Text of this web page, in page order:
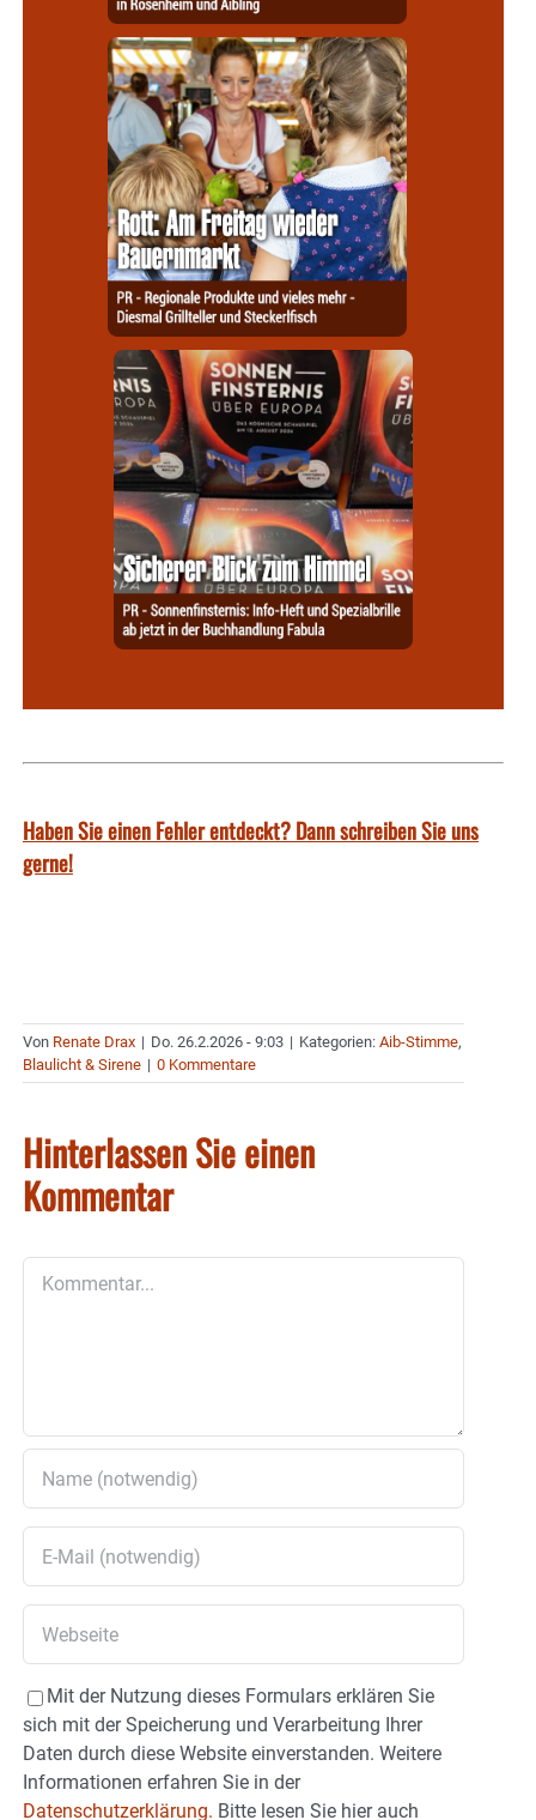
Haben Sie einen Fehler entdeckt? Dann schreiben Sie uns
gerne!
Von Renate Drax | Do. 26.2.2026 - 9:03 | Kategorien: Aib-Stimme,
Blaulicht & Sirene | 0 Kommentare
Hinterlassen Sie einen
Kommentar
Mit der Nutzung dieses Formulars erklären Sie
sich mit der Speicherung und Verarbeitung Ihrer
Daten durch diese Website einverstanden. Weitere
Informationen erfahren Sie in der
Datenschutzerklärung. Bitte lesen Sie hier auch